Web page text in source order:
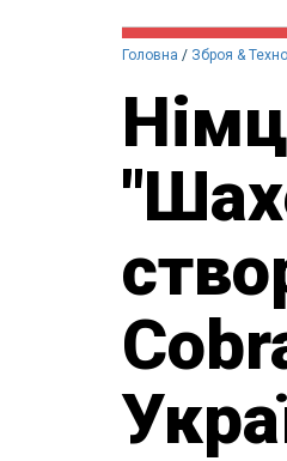
Головна Зброя &